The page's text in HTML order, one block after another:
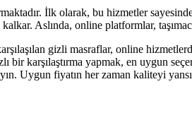
İlk olarak, bu hizmetler
Aslında, online platformlar,
gizli masraflar, online
bir karşılaştırma yapmak, en uygun
fiyatın her zaman kaliteyi